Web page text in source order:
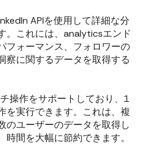
APIを使用して詳細な分
。これには、analyticsエンド
フォーマンス、フォロワーの
察に関するデータを取得する
操作をサポートしており、1
を実行できます。これは、複
のユーザーのデータを取得し
間を大幅に節約できます。